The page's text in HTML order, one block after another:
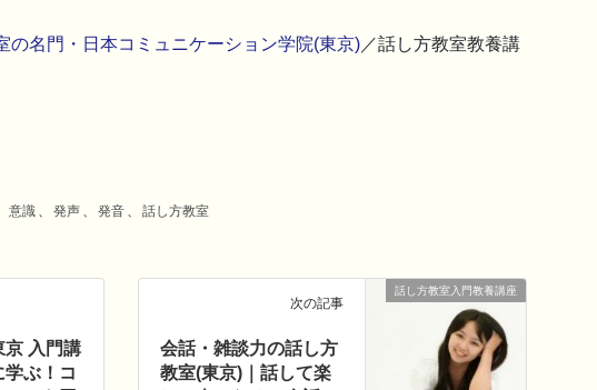
の名門・日本コミュニケーション学院(東京) ／話し方教室教養講
意識 、 発声 、 発音 、 話し方教室
京 入門講
学ぶ！コ
話し方教室入門教養講座
次の記事
会話・雑談力の話し方
教室(東京)｜話して楽